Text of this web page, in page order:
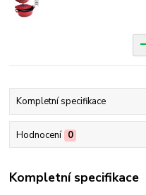
Kompletní specifikace
Hodnocení 0
Kompletní specifikace